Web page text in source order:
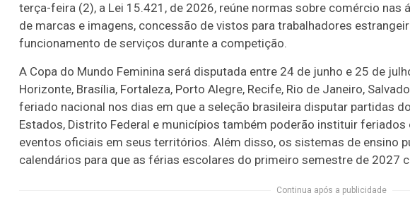
terça-feira (2), a Lei 15.421, de 2026, reúne normas sobre comércio nas
de marcas e imagens, concessão de vistos para trabalhadores
funcionamento de serviços durante a competição.
A Copa do Mundo Feminina será disputada entre 24 de junho e 25 de
Horizonte, Brasília, Fortaleza, Porto Alegre, Recife, Rio de Janeiro,
feriado nacional nos dias em que a seleção brasileira disputar partidas
Estados, Distrito Federal e municípios também poderão instituir
eventos oficiais em seus territórios. Além disso, os sistemas de ensino
calendários para que as férias escolares do primeiro semestre de 2027
Continua após a publicidade